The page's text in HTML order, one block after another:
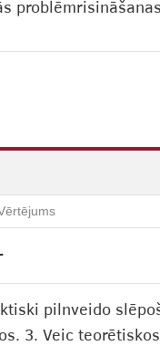
pilnveido
3. Veic